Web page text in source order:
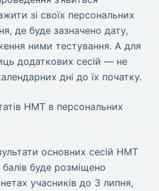
зі своїх персональних
де буде зазначено дату,
ними тестування. А для
додаткових сесій — не
дні до їх початку.
НМТ в персональних
основних сесій НМТ
буде розміщено
учасників до 3 липня,